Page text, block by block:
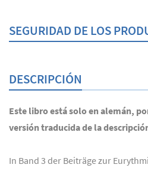
SEGURIDAD DE LOS
DESCRIPCIÓN
Este libro está solo en alemán,
versión traducida de la
In Band 3 der Beiträge zur